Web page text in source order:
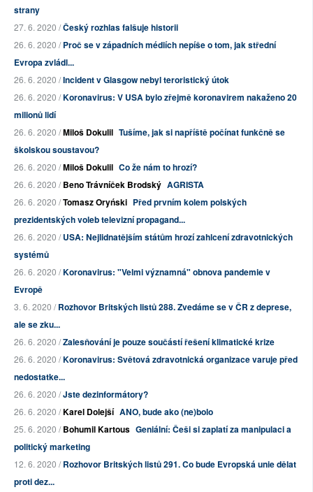
strany
27. 6. 2020 /Český rozhlas falšuje historii
26. 6. 2020 /Proč se v západních médiích nepíše o tom, jak střední
Evropa zvládl...
26. 6. 2020 /Incident v Glasgow nebyl teroristický útok
26. 6. 2020 /Koronavirus: V USA bylo zřejmě koronavirem nakaženo 20
milionů lidí
26. 6. 2020 /Miloš Dokulil Tušíme, jak si napříště počínat funkčně se
školskou soustavou?
26. 6. 2020 /Miloš Dokulil Co že nám to hrozí?
26. 6. 2020 /Beno Trávníček Brodský AGRISTA
26. 6. 2020 /Tomasz Oryński Před prvním kolem polských
prezidentských voleb televizní propagand...
26. 6. 2020 /USA: Nejlidnatějším státům hrozí zahlcení zdravotnických
systémů
26. 6. 2020 /Koronavirus: "Velmi významná" obnova pandemie v
Evropě
3. 6. 2020 /Rozhovor Britských listů 288. Zvedáme se v ČR z deprese,
ale se zku...
26. 6. 2020 /Zalesňování je pouze součástí řešení klimatické krize
26. 6. 2020 /Koronavirus: Světová zdravotnická organizace varuje před
nedostatke...
26. 6. 2020 /Jste dezinformátory?
26. 6. 2020 /Karel Dolejší ANO, bude ako (ne)bolo
25. 6. 2020 /Bohumil Kartous Geniální: Češi si zaplatí za manipulaci a
politický marketing
12. 6. 2020 /Rozhovor Britských listů 291. Co bude Evropská unie dělat
proti dez...